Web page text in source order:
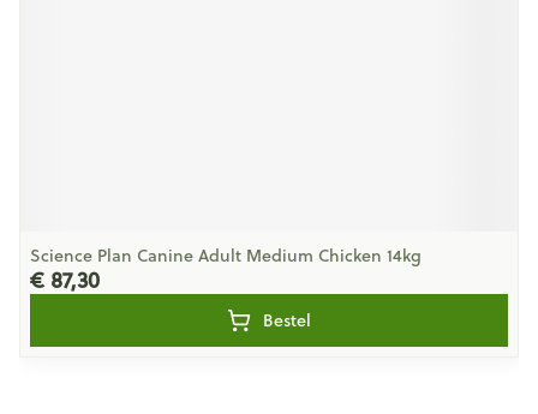
Science Plan Canine Adult Medium Chicken 14kg
€ 87,30
Bestel